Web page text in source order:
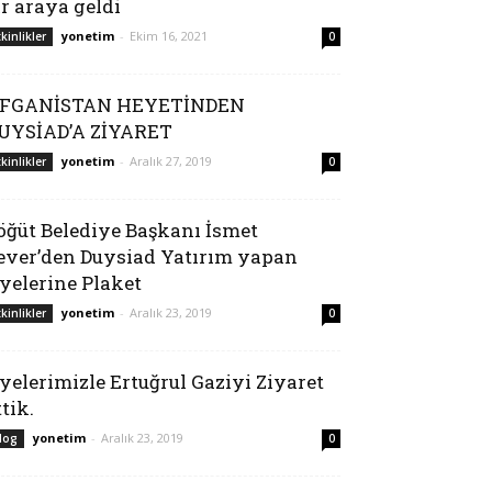
araya geldi
yonetim - Ekim 16, 2021 0
HEYETİNDEN
ZİYARET
yonetim - Aralık 27, 2019 0
Belediye Başkanı İsmet
Duysiad Yatırım yapan
Plaket
yonetim - Aralık 23, 2019 0
Ertuğrul Gaziyi Ziyaret
yonetim - Aralık 23, 2019 0